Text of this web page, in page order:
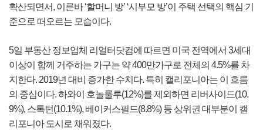
확산되면서, 이른바 ‘할머니 방’ ‘시부모 방’이 주택 선택의 핵심 기
준으로 떠오르는 모습이다.
5일 부동산 정보업체 리얼터닷컴에 따르면 미국 전역에서 3세대
이상이 함께 거주하는 가구는 약 400만가구로 전체의 4.5%를 차
지한다. 2019년 대비 증가한 수치다. 특히 캘리포니아는 이 흐름
의 중심이다. 하와이 호놀룰루(12%)를 제외하면 리버사이드(10.
9%), 스톡턴(10.1%), 베이커스필드(8.8%) 등 상위권 대부분이 캘
리포니아 도시로 채워졌다.